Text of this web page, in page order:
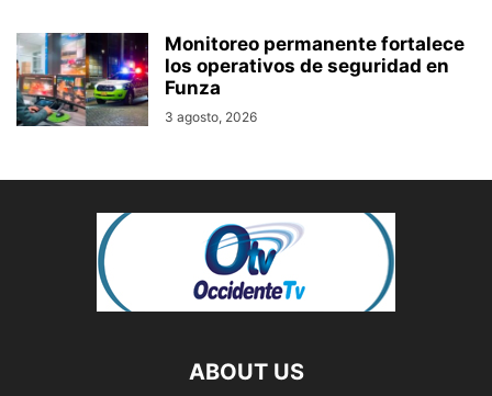
Monitoreo permanente fortalece
los operativos de seguridad en
Funza
3 agosto, 2026
ABOUT US